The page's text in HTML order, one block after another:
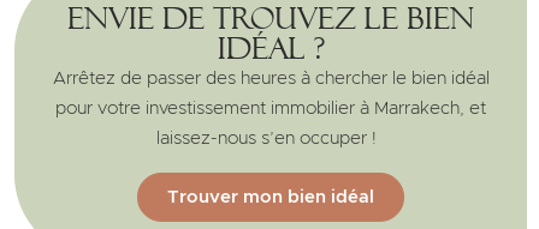
Envie de trouvez le bien
idéal ?
Arrêtez de passer des heures à chercher le bien idéal
pour votre investissement immobilier à Marrakech, et
laissez-nous s’en occuper !
Trouver mon bien idéal